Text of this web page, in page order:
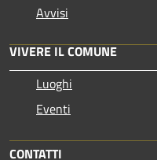
Avvisi
VIVERE IL COMUNE
Luoghi
Eventi
CONTATTI